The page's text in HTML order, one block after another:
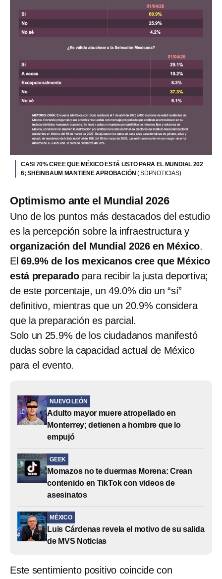
CASI 70% CREE QUE MÉXICO ESTÁ LISTO PARA EL MUNDIAL 202
6; SHEINBAUM MANTIENE APROBACIÓN ( SDPNOTICIAS)
Optimismo ante el Mundial 2026
Uno de los puntos más destacados del estudio
es la percepción sobre la infraestructura y
organización del Mundial 2026 en México.
El 69.9% de los mexicanos cree que México
está preparadopara recibir la justa deportiva;
de este porcentaje, un 49.0% dio un “sí”
definitivo, mientras que un 20.9% considera
que la preparación es parcial.
Solo un 25.9% de los ciudadanos manifestó
dudas sobre la capacidad actual de México
para el evento.
NUEVO LEÓN
Adulto mayor muere atropellado en
Monterrey; detienen a hombre que lo
empujó
GEEK
Momazos no te duermas Morena: Crean
contenido en TikTok con videos de
asesinatos
MÉXICO
Luis Cárdenas revela el motivo de su salida
de MVS Noticias
Este sentimiento positivo coincide con